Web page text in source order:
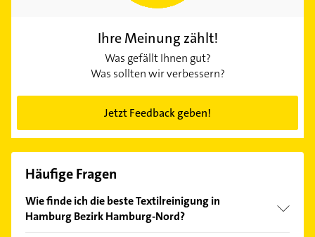
Ihre Meinung zählt!
Was gefällt Ihnen gut?
Was sollten wir verbessern?
Jetzt Feedback geben!
Häufige Fragen
Wie finde ich die beste Textilreinigung in
Hamburg Bezirk Hamburg-Nord?